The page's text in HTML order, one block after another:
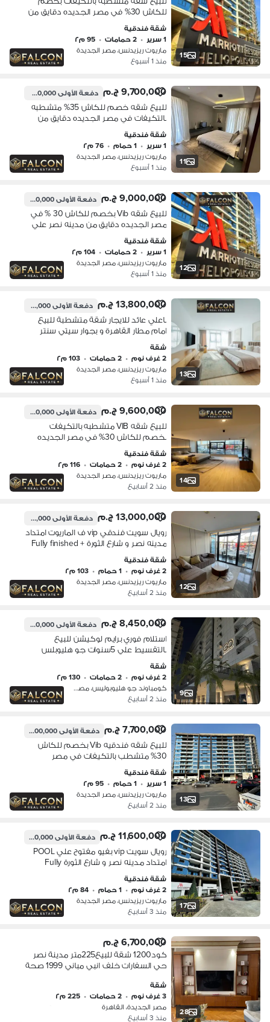
15
للكاش 30% في مصر الجديده دقايق من
مدينه نصر تحت اداره فندق الماريوت
شقة فندقية
1 سرير
• 2 حمامات • 95 م٢
ماريوت ريزيدنس، مصر الجديدة
منذ 1 أسبوع
11
9,700,000 ج.م دفعة الأولى1,500,000 ج.م
للبيع شقه خصم للكاش 35% متشطبه
بالتكيفات في مصر الجديده دقايق من
مدينه نصر علي طريق السويس باداره
فندق الماريوت Marroit
شقة فندقية
1 سرير
• 1 حمام • 76 م٢
ماريوت ريزيدنس، مصر الجديدة
منذ 1 أسبوع
12
9,000,000 ج.م دفعة الأولى1,300,000 ج.م
للبيع شقه Vib بخصم للكاش 30 % في
مصر الجديده دقايق من مدينه نصر علي
طريق السويس تحت اشراف فندق الماريوت
شقة فندقية
1 سرير
• 2 حمامات • 104 م٢
ماريوت ريزيدنس، مصر الجديدة
منذ 1 أسبوع
13
13,800,000 ج.م دفعة الأولى1,970,000 ج.م
باعلي عائد للايجار شقة متشطبة للبيع
امام مطار القاهرة و بجوار سيتي سنتر
الماظة و دقائق من مدينة نصر وشيراتون
دقائق من التجمع الخامس وتاج
شقة
2 غرف نوم
• 2 حمامات • 103 م٢
ماريوت ريزيدنس، مصر الجديدة
منذ 1 أسبوع
14
9,600,000 ج.م دفعة الأولى1,600,000 ج.م
للبيع شقه VIB متشطبه بالتكيفات
بخصم للكاش 30% في مصر الجديده
دقايق من مدينه نصر تحت اشراف فندق
الماريوت
شقة فندقية
2 غرف نوم
• 2 حمامات • 116 م٢
ماريوت ريزيدنس، مصر الجديدة
منذ 2 أسابيع
12
13,000,000 ج.م دفعة الأولى1,300,000 ج.م
رويال سويت فندقي vip ف الماريوت امتداد
مدينه نصر و شارع الثورة Fully finished +
Acs بالتقسيط
شقة فندقية
2 غرف نوم
• 1 حمام • 103 م٢
ماريوت ريزيدنس، مصر الجديدة
منذ 2 أسابيع
9
8,450,000 ج.م دفعة الأولى1,690,000 ج.م
استلام فوري برايم لوكيشن للبيع
بالتقسيط علي 5سنوات جو هليوبلس
مدينة نصر امام الرقابة الادارية
شقة
2 غرف نوم
• 2 حمامات • 130 م٢
كومباوند جو هليوبوليس، مصر الجديدة
منذ 2 أسابيع
13
7,700,000 ج.م دفعة الأولى1,100,000 ج.م
للبيع شقه فندقيه Vib بخصم للكاش
30% متشطب بالتكيفات في مصر
الجديده علي طريق السويس دقايق من
مدينه نصر
شقة فندقية
1 سرير
• 1 حمام • 95 م٢
ماريوت ريزيدنس، مصر الجديدة
منذ 2 أسابيع
17
11,600,000 ج.م دفعة الأولى1,160,000 ج.م
رويال سويت vip بفيو مفتوح علي POOL
امتداد مدينه نصر و شارع الثورة Fully
finished + Acs بالتقسيط
شقة فندقية
2 غرف نوم
• 1 حمام • 84 م٢
ماريوت ريزيدنس، مصر الجديدة
منذ 3 أسابيع
28
6,700,000 ج.م
كود1200 شقة للبيع225متر مدينة نصر
حي السفارات خلف انبي مباني 1999 صحة
شقة
3 غرف نوم
• 2 حمامات • 225 م٢
مصر الجديدة، القاهرة
منذ 3 أسابيع